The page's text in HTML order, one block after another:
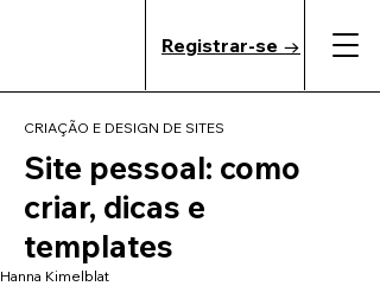
Registrar-se →
CRIAÇÃO E DESIGN DE SITES
Site pessoal: como
criar, dicas e
templates
Hanna Kimelblat